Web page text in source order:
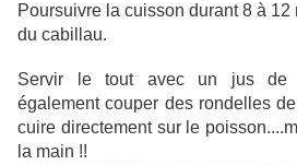
Poursuivre la cuisson durant 8 à
du cabillau.
Servir le tout avec un jus de
également couper des rondelles
cuire directement sur le
la main !!